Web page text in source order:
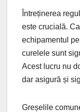
Întreținerea
este crucială.
echipamentul
curelele sunt
Acest lucru nu
dar asigură și
Greșelile